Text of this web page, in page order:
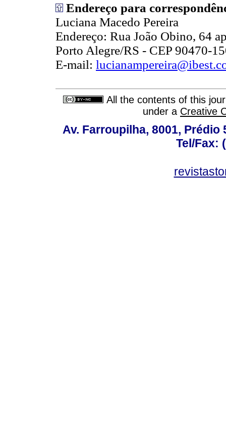
Endereço para
Luciana Macedo Pereira
Endereço: Rua João Obino, 64
Porto Alegre/RS - CEP 90470-
E-mail:
All the contents of this
under a Creative
Av. Farroupilha, 8001, Prédio
Tel/Fax: